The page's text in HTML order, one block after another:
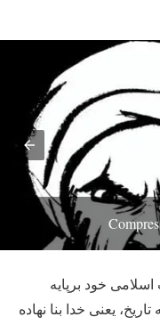
خود برپایه
یعنی خدا بنا نهاده